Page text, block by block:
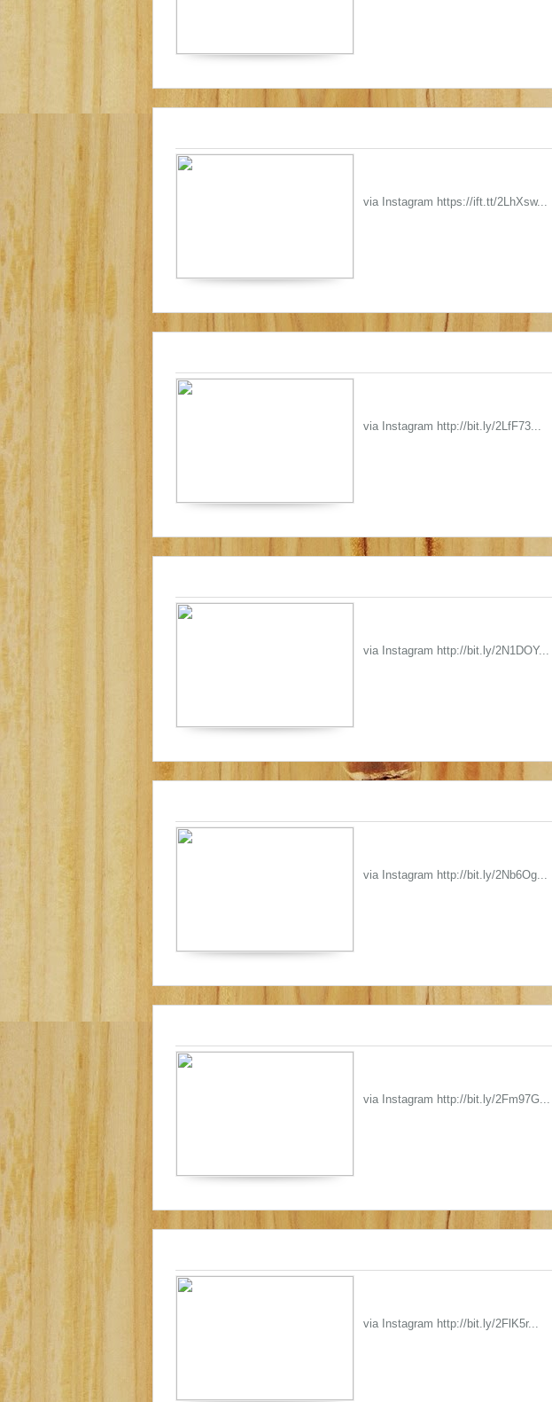
via Instagram https://ift.tt/2LhXsw...
via Instagram http://bit.ly/2LfF73...
via Instagram http://bit.ly/2N1DOY...
via Instagram http://bit.ly/2Nb6Og...
via Instagram http://bit.ly/2Fm97G...
via Instagram http://bit.ly/2FlK5r...